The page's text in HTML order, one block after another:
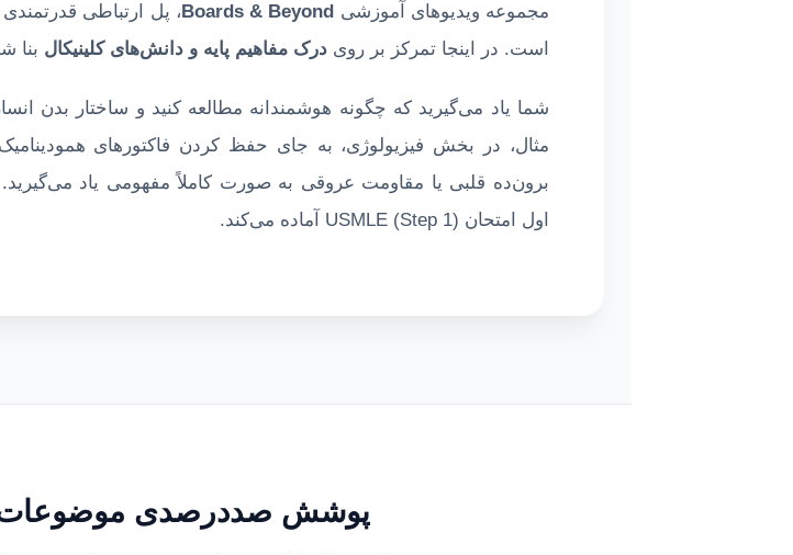
مجموعه ویدیوهای آموزشی Boards & Beyond ، پل ارتباطی
است. در اینجا تمرکز بر روی درک مفاهیم پایه و دانش‌های کلینیکال بنا
شما یاد می‌گیرید که چگونه هوشمندانه مطالعه کنید و ساختار بدن
مثال، در بخش فیزیولوژی، به جای حفظ کردن فاکتورهای
برون‌ده قلبی یا مقاومت عروقی به صورت کاملاً مفهومی یاد
اول امتحان USMLE (Step 1) آماده می‌کند.
پوشش صددرصدی موضوعات